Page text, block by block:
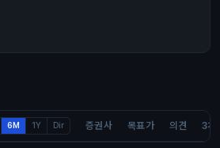
6M 1Y Dir 증권사 목표가 의견 3개